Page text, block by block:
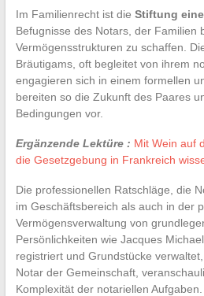
Im Familienrecht ist die Stiftung
Befugnisse des Notars, der Familien
Vermögensstrukturen zu schaffen.
Bräutigams, oft begleitet von ihrem
engagieren sich in einem formellen
bereiten so die Zukunft des Paares
Bedingungen vor.
Ergänzende Lektüre : Mit Wein auf
die Gesetzgebung in Frankreich
Die professionellen Ratschläge, die
im Geschäftsbereich als auch in der
Vermögensverwaltung von
Persönlichkeiten wie Jacques
registriert und Grundstücke
Notar der Gemeinschaft,
Komplexität der notariellen